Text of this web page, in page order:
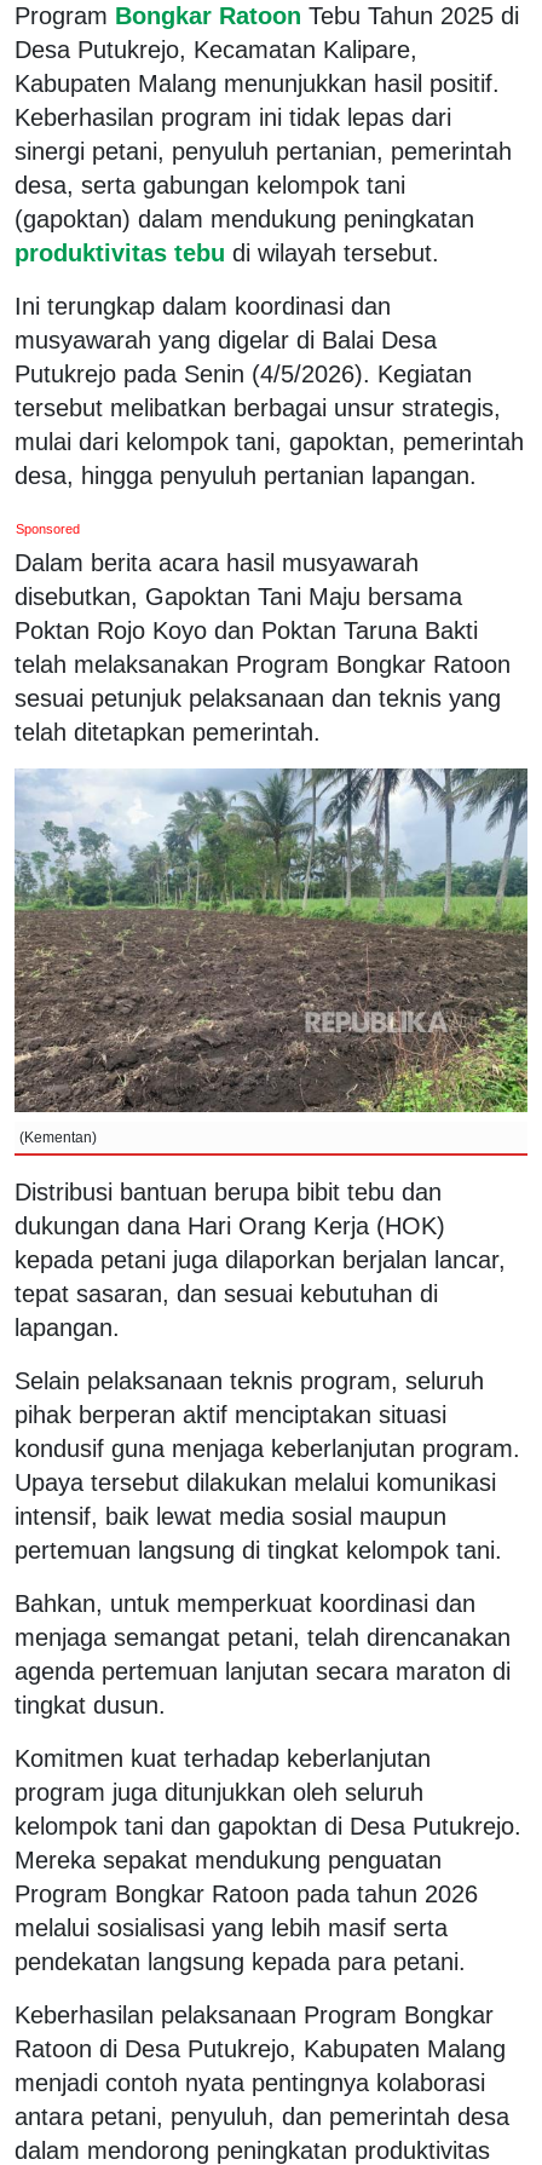
Program Bongkar Ratoon Tebu Tahun 2025 di
Desa Putukrejo, Kecamatan Kalipare,
Kabupaten Malang menunjukkan hasil positif.
Keberhasilan program ini tidak lepas dari
sinergi petani, penyuluh pertanian, pemerintah
desa, serta gabungan kelompok tani
(gapoktan) dalam mendukung peningkatan
produktivitas tebu di wilayah tersebut.
Ini terungkap dalam koordinasi dan
musyawarah yang digelar di Balai Desa
Putukrejo pada Senin (4/5/2026). Kegiatan
tersebut melibatkan berbagai unsur strategis,
mulai dari kelompok tani, gapoktan, pemerintah
desa, hingga penyuluh pertanian lapangan.
Sponsored
Dalam berita acara hasil musyawarah
disebutkan, Gapoktan Tani Maju bersama
Poktan Rojo Koyo dan Poktan Taruna Bakti
telah melaksanakan Program Bongkar Ratoon
sesuai petunjuk pelaksanaan dan teknis yang
telah ditetapkan pemerintah.
(Kementan)
Distribusi bantuan berupa bibit tebu dan
dukungan dana Hari Orang Kerja (HOK)
kepada petani juga dilaporkan berjalan lancar,
tepat sasaran, dan sesuai kebutuhan di
lapangan.
Selain pelaksanaan teknis program, seluruh
pihak berperan aktif menciptakan situasi
kondusif guna menjaga keberlanjutan program.
Upaya tersebut dilakukan melalui komunikasi
intensif, baik lewat media sosial maupun
pertemuan langsung di tingkat kelompok tani.
Bahkan, untuk memperkuat koordinasi dan
menjaga semangat petani, telah direncanakan
agenda pertemuan lanjutan secara maraton di
tingkat dusun.
Komitmen kuat terhadap keberlanjutan
program juga ditunjukkan oleh seluruh
kelompok tani dan gapoktan di Desa Putukrejo.
Mereka sepakat mendukung penguatan
Program Bongkar Ratoon pada tahun 2026
melalui sosialisasi yang lebih masif serta
pendekatan langsung kepada para petani.
Keberhasilan pelaksanaan Program Bongkar
Ratoon di Desa Putukrejo, Kabupaten Malang
menjadi contoh nyata pentingnya kolaborasi
antara petani, penyuluh, dan pemerintah desa
dalam mendorong peningkatan produktivitas